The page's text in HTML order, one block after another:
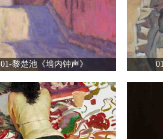
01-黎楚池《墙内钟声》